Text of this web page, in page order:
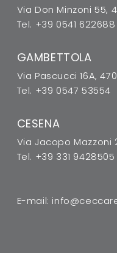
Via Don Minzoni 55,
Tel. +39 0541 622688
GAMBETTOLA
Via Pascucci 16A,
Tel. +39 0547 53554
CESENA
Via Jacopo Mazzoni
Tel. +39 331 9428505
E-mail: